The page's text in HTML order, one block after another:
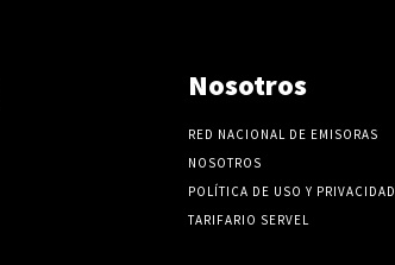
Nosotros
RED NACIONAL DE EMISORAS
NOSOTROS
POLÍTICA DE USO Y PRIVACIDAD
TARIFARIO SERVEL